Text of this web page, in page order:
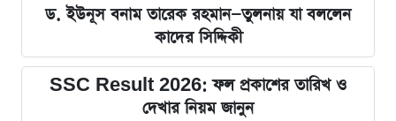
ড. ইউনূস বনাম তারেক রহমান—তুলনায় যা বললেন
কাদের সিদ্দিকী
SSC Result 2026: ফল প্রকাশের তারিখ ও
দেখার নিয়ম জানুন